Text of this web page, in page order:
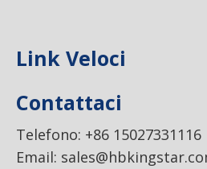
Link Veloci
Contattaci
Telefono: +86 15027331116
Email: